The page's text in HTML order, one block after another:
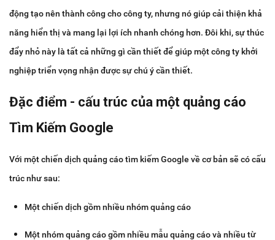
động tạo nên thành công cho công ty, nhưng nó giúp cải thiện khả
năng hiển thị và mang lại lợi ích nhanh chóng hơn. Đôi khi, sự thúc
đẩy nhỏ này là tất cả những gì cần thiết để giúp một công ty khởi
nghiệp triển vọng nhận được sự chú ý cần thiết.
Đặc điểm - cấu trúc của một quảng cáo
Tìm Kiếm Google
Với một chiến dịch quảng cáo tìm kiếm Google về cơ bản sẽ có cấu
trúc như sau:
Một chiến dịch gồm nhiều nhóm quảng cáo
Một nhóm quảng cáo gồm nhiều mẫu quảng cáo và nhiều từ